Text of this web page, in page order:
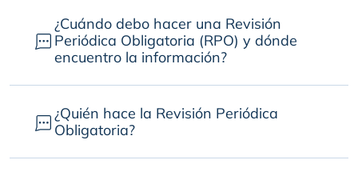
¿Cuándo debo hacer una Revisión
Periódica Obligatoria (RPO) y dónde
encuentro la información?
¿Quién hace la Revisión Periódica
Obligatoria?